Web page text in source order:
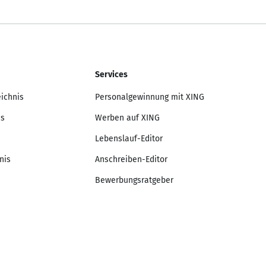
Services
Personalgewinnung mit XING
Werben auf XING
Lebenslauf-Editor
Anschreiben-Editor
Bewerbungsratgeber